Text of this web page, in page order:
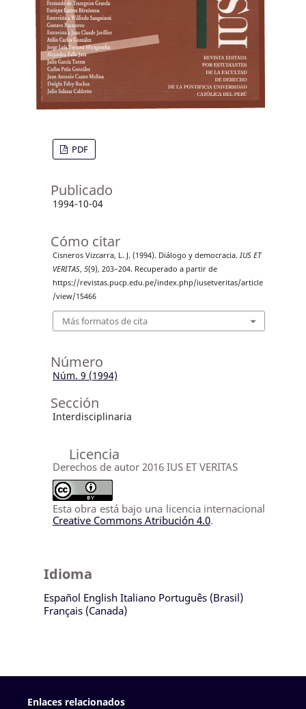
PDF
Publicado
1994-10-04
Cómo citar
Cisneros Vizcarra, L. J. (1994). Diálogo y democracia. IUS ET
VERITAS, 5(9), 203–204. Recuperado a partir de
https://revistas.pucp.edu.pe/index.php/iusetveritas/article
/view/15466
Más formatos de cita
Número
Núm. 9 (1994)
Sección
Interdisciplinaria
Licencia
Derechos de autor 2016 IUS ET VERITAS
Esta obra está bajo una licencia internacional
Creative Commons Atribución 4.0.
Idioma
Español English Italiano Português (Brasil)
Français (Canada)
Enlaces relacionados